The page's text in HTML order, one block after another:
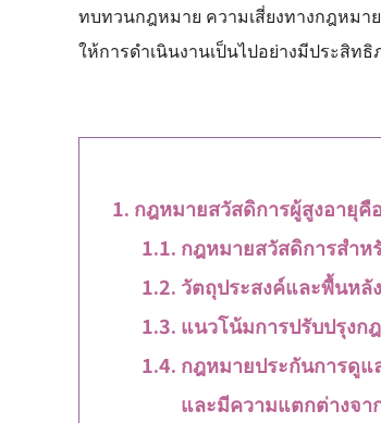
ทบทวนกฎหมาย ความเสี่ยงทางกฎหมา
ให้การดำเนินงานเป็นไปอย่างมีประสิทธิ
กฎหมายสวัสดิการผู้สูงอายุคื
กฎหมายสวัสดิการสำห
วัตถุประสงค์และพื้นห
แนวโน้มการปรับปรุงก
กฎหมายประกันการดูแ
และมีความแตกต่างจา